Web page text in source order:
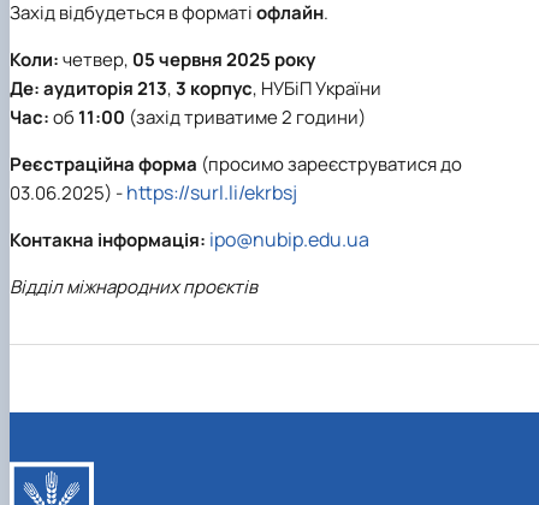
Захід відбудеться в форматіофлайн.
Коли:четвер, 05 червня 2025 року
Де:аудиторія 213,3 корпус, НУБіП України
Час:об11:00 (захід триватиме 2 години)
Реєстраційна форма (просимо зареєструватися до
03.06.2025) -https://surl.li/ekrbsj
Контакна інформація: ipo@nubip.edu.ua
Відділ міжнародних проєктів